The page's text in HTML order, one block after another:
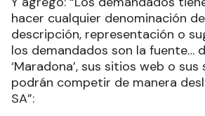
hacer cualquier denominación
descripción, representación o
los demandados son la fuente…
‘Maradona’, sus sitios web o sus
podrán competir de manera
SA”: